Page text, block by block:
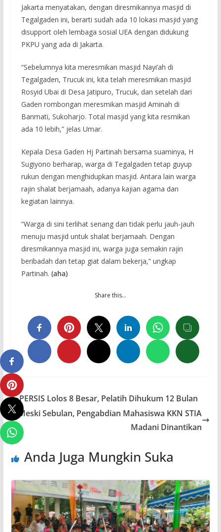
Jakarta menyatakan, dengan diresmikannya masjid di
Tegalgaden ini, berarti sudah ada 10 lokasi masjid yang
disupport oleh lembaga sosial UEA dengan didukung
PKPU yang ada di Jakarta.
“Sebelumnya kita meresmikan masjid Nayi’ah di
Tegalgaden, Trucuk ini, kita telah meresmikan masjid
Rosyid Ubai di Desa Jatipuro, Trucuk, dan setelah dari
Gaden rombongan meresmikan masjid Aminah di
Banmati, Sukoharjo. Total masjid yang kita resmikan
ada 10 lebih,” jelas Umar.
Kepala Desa Gaden Hj Partinah bersama suaminya, H
Sugiyono berharap, warga di Tegalgaden tetap guyup
rukun dengan menghidupkan masjid. Antara lain warga
rajin shalat berjamaah, adanya kajian agama dan
kegiatan lainnya.
“Warga di sini terlihat senang dan tidak perlu jauh-jauh
menuju masjid untuk shalat berjamaah. Dengan
diresmikannya masjid ini, warga juga semakin rajin
beribadah dan tetap giat dalam bekerja,” ungkap
Partinah. (aha)
Share this…
PERSIS Lolos 8 Besar, Pelatih Dihukum 12 Bulan
Meski Sebulan, Pengabdian Mahasiswa KKN STIA
Madani Dinantikan
Anda Juga Mungkin Suka